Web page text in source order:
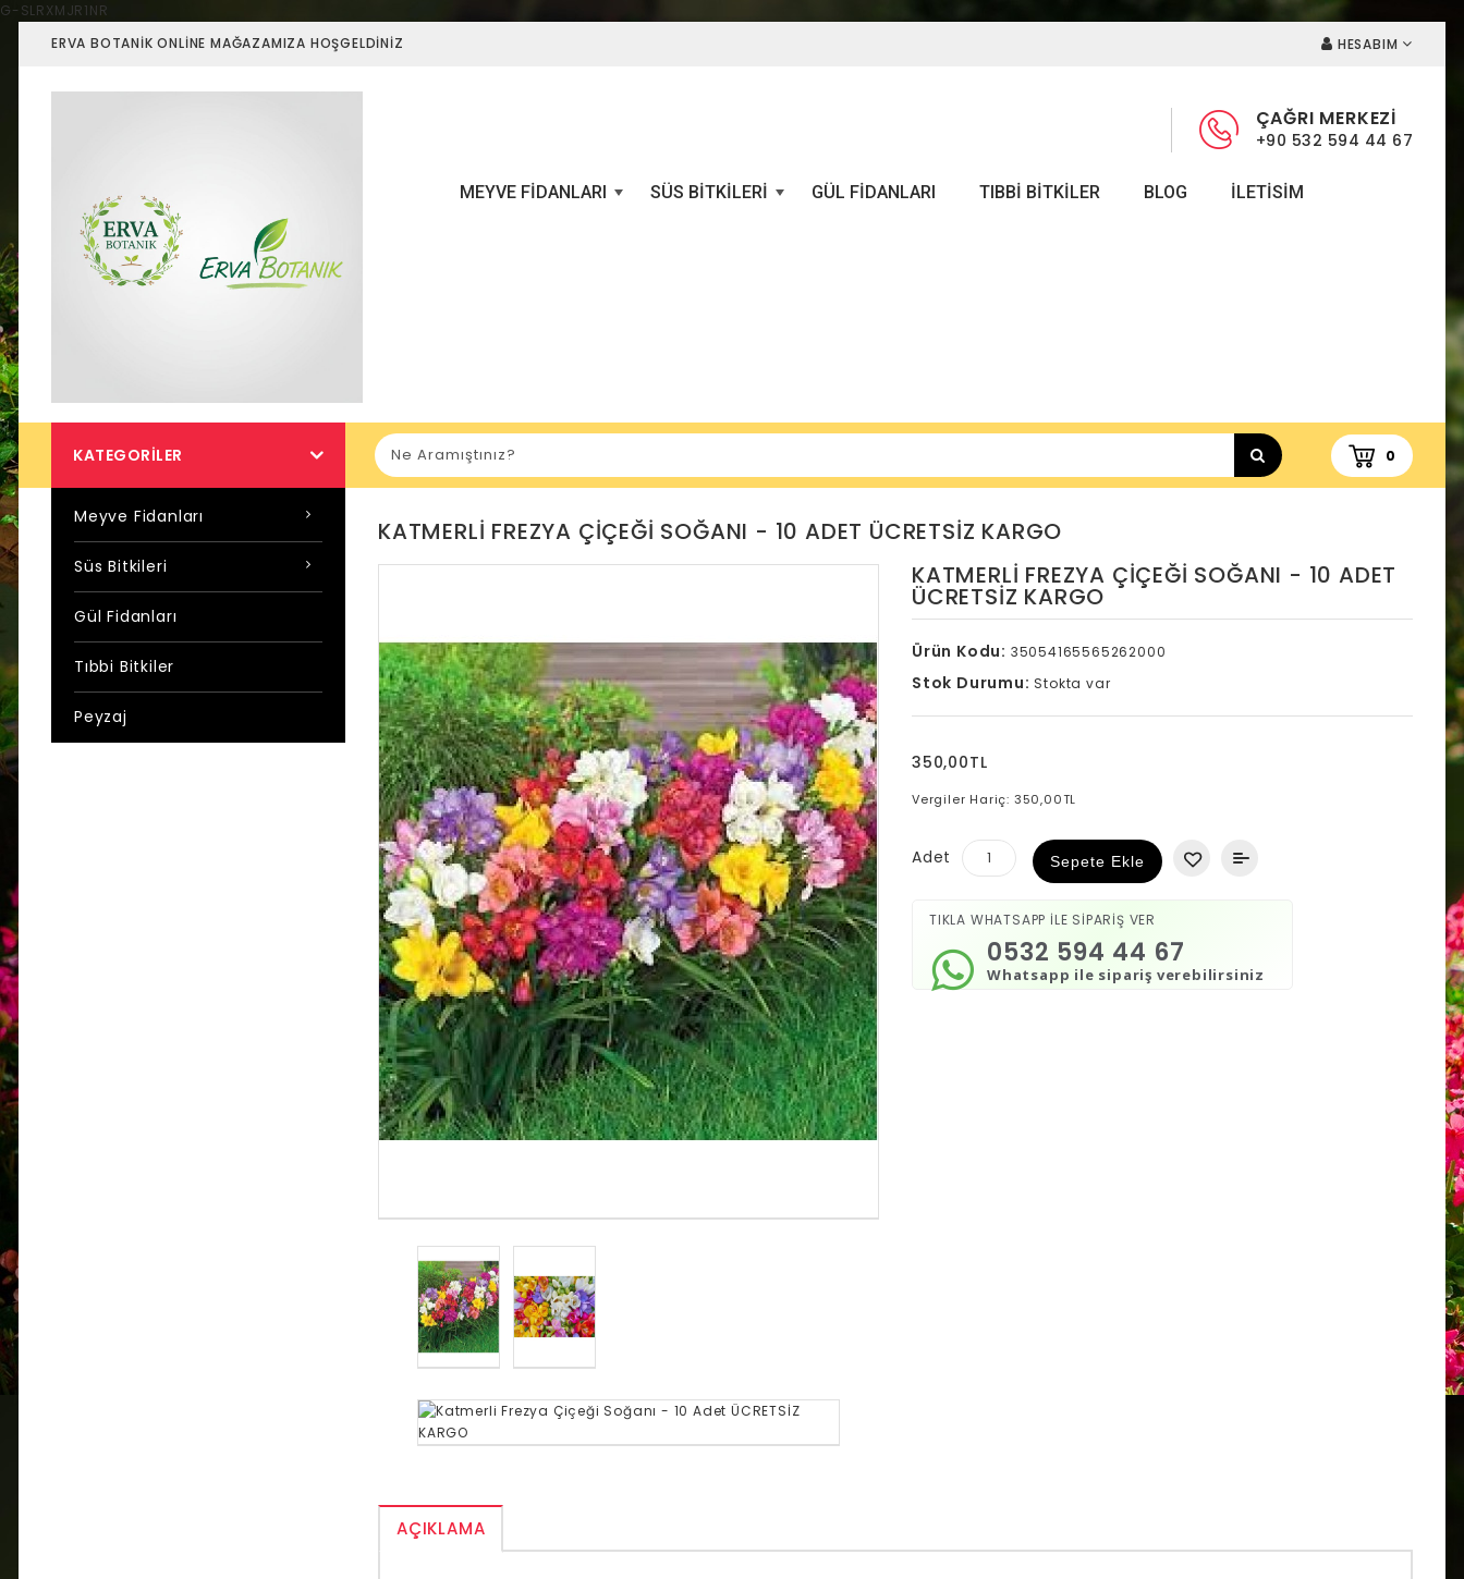
G-SLRXMJR1NR
ERVA BOTANIK ONLINE MAĞAZAMIZA HOŞGELDINIZ
HESABIM
ÇAĞRI MERKEZİ
+90 532 594 44 67
MEYVE FIDANLARI SÜS BITKILERI GÜL FIDANLARI TIBBI BITKILER BLOG ILETISIM
KATEGORILER 0
Meyve Fidanları
Süs Bitkileri
Gül Fidanları
Tıbbi Bitkiler
Peyzaj
KATMERLI FREZYA ÇIÇEĞI SOĞANI - 10 ADET ÜCRETSİZ KARGO
KATMERLI FREZYA ÇIÇEĞI SOĞANI - 10 ADET
ÜCRETSİZ KARGO
Ürün Kodu: 35054165565262000
Stok Durumu: Stokta var
350,00TL
Vergiler Hariç: 350,00TL
Adet Sepete Ekle
TIKLA WHATSAPP İLE SİPARİŞ VER
Whatsapp ile sipariş verebilirsiniz
0532 594 44 67
AÇIKLAMA